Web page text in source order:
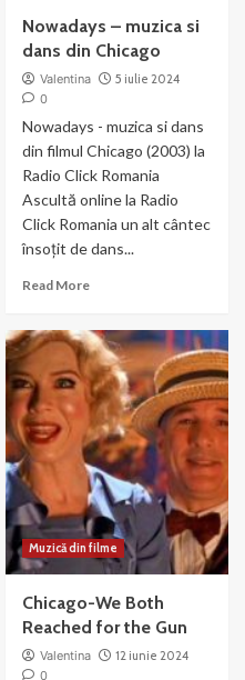
Nowadays – muzica si
dans din Chicago
Valentina
5 iulie 2024
0
Nowadays - muzica si dans
din filmul Chicago (2003) la
Radio Click Romania
Ascultă online la Radio
Click Romania un alt cântec
însoțit de dans...
Read MoreRead
Nowadays
–
muzica
si
dans
din
Chicago
Muzică din filme
Chicago-We Both
Reached for the Gun
Valentina
12 iunie 2024
0